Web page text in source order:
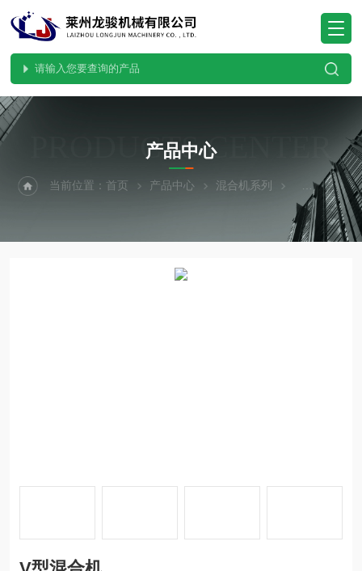
PRODUCTS CENTER
产品中心
当前位置：首页 产品中心 混合机系列 VH型混合机